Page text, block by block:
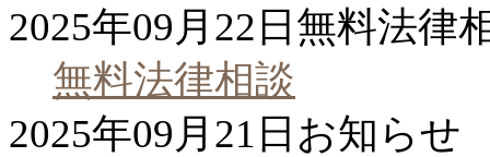
2025年09月22日 無料法律
無料法律相談
2025年09月21日 お知らせ